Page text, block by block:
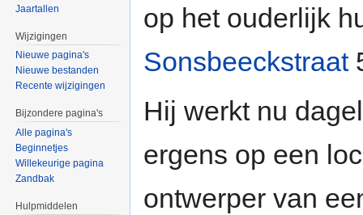
op het ouderlijk
Sonsbeeckstraat
Hij werkt nu
ergens op een
ontwerper van
Jaartallen
Wijzigingen
Nieuwe pagina's
Nieuwe bestanden
Recente wijzigingen
Bijzondere pagina's
Alle pagina's
Beginnetjes
Willekeurige pagina
Zandbak
Hulpmiddelen